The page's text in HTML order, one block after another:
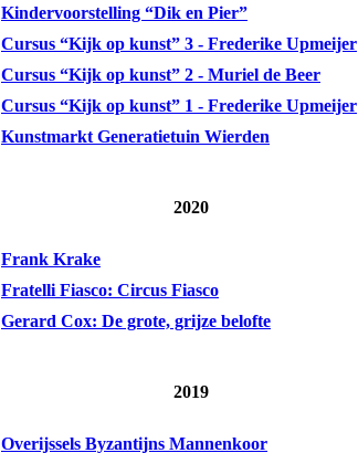
Kindervoorstelling “Dik en Pier”
Cursus “Kijk op kunst” 3 - Frederike Upmeijer
Cursus “Kijk op kunst” 2 - Muriel de Beer
Cursus “Kijk op kunst” 1 - Frederike Upmeijer
Kunstmarkt Generatietuin Wierden
2020
Frank Krake
Fratelli Fiasco: Circus Fiasco
Gerard Cox: De grote, grijze belofte
2019
Overijssels Byzantijns Mannenkoor